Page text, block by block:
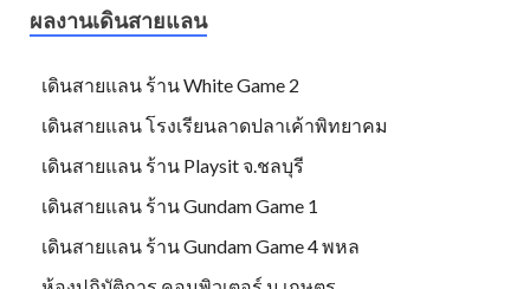
ผลงานเดินสายแลน
เดินสายแลน ร้าน White Game 2
เดินสายแลน โรงเรียนลาดปลาเค้าพิทยาคม
เดินสายแลน ร้าน Playsit จ.ชลบุรี
เดินสายแลน ร้าน Gundam Game 1
เดินสายแลน ร้าน Gundam Game 4 พหล